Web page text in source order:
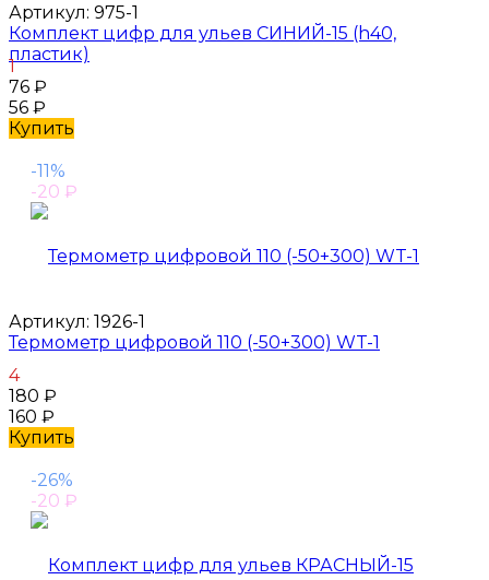
Артикул: 975-1
Комплект цифр для ульев СИНИЙ-15 (h40,
пластик)
1
76 ₽
56 ₽
Купить
-11%
-20 ₽
Артикул: 1926-1
Термометр цифровой 110 (-50+300) WT-1
4
180 ₽
160 ₽
Купить
-26%
-20 ₽